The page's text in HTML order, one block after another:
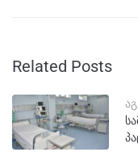
Related Posts